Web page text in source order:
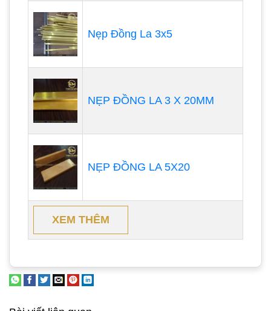
Nẹp Đồng La 3x5
NẸP ĐỒNG LA 3 X 20MM
NẸP ĐỒNG LA 5X20
XEM THÊM